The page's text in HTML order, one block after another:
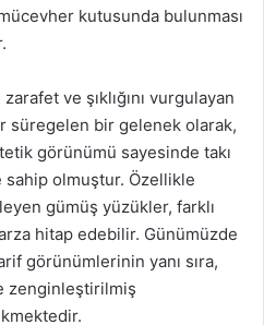
kutusunda bulunması
ve şıklığını vurgulayan
süregelen bir gelenek olarak,
görünümü sayesinde takı
sahip olmuştur. Özellikle
gümüş yüzükler, farklı
hitap edebilir. Günümüzde
görünümlerinin yanı sıra,
zenginleştirilmiş